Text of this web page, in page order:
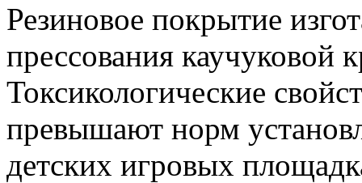
Резиновое покрытие
прессования каучуковой
Токсикологические
превышают норм
детских игровых